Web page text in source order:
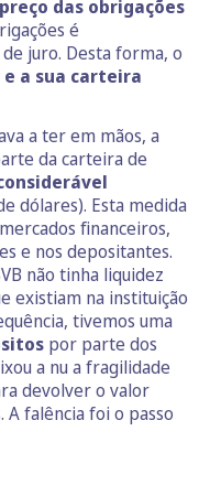
preço das obrigações
é
juro. Desta forma, o
a sua carteira
a ter em mãos, a
da carteira de
dólares). Esta medida
financeiros,
e nos depositantes.
não tinha liquidez
existiam na instituição
tivemos uma
por parte dos
a nu a fragilidade
devolver o valor
A falência foi o passo